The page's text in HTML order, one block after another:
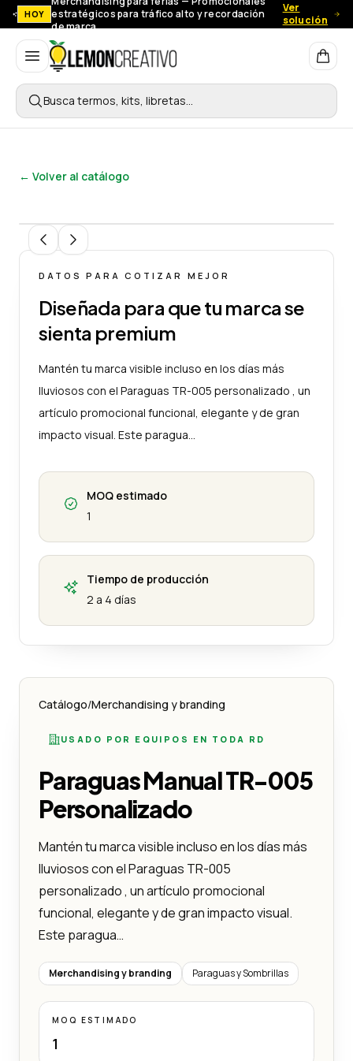
HOY
estratégicos para tráfico alto y recordación
de marca.
Ver
solución
Lemon Creativo
Busca termos, kits, libretas…
← Volver al catálogo
DATOS PARA COTIZAR MEJOR
Diseñada para que tu marca se
sienta premium
Mantén tu marca visible incluso en los días más
lluviosos con el Paraguas TR-005 personalizado , un
artículo promocional funcional, elegante y de gran
impacto visual. Este paragua…
MOQ estimado
1
Tiempo de producción
2 a 4 días
Catálogo/Merchandising y branding
USADO POR EQUIPOS EN TODA RD
Paraguas Manual TR-005
Personalizado
Mantén tu marca visible incluso en los días más
lluviosos con el Paraguas TR-005
personalizado , un artículo promocional
funcional, elegante y de gran impacto visual.
Este paragua…
Merchandising y branding Paraguas y Sombrillas
MOQ ESTIMADO
1